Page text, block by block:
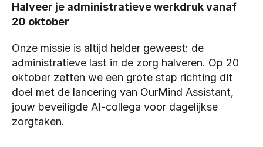
Halveer je administratieve werkdruk vanaf
20 oktober
Onze missie is altijd helder geweest: de
administratieve last in de zorg halveren. Op 20
oktober zetten we een grote stap richting dit
doel met de lancering van OurMind Assistant,
jouw beveiligde AI-collega voor dagelijkse
zorgtaken.